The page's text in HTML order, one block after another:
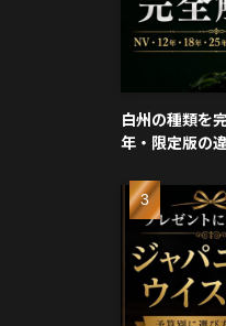
白州の種類を
年・限定版の